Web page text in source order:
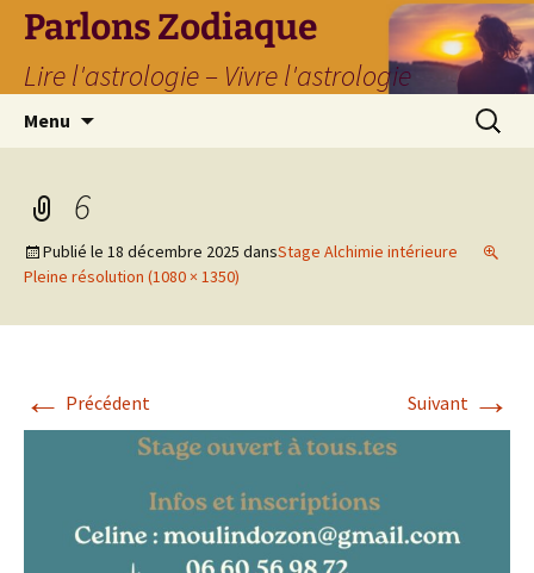
Parlons Zodiaque
Lire l'astrologie – Vivre l'astrologie
Menu
6
Publié le 18 décembre 2025 dansStage Alchimie intérieure
Pleine résolution (1080 × 1350)
← Précédent Suivant →